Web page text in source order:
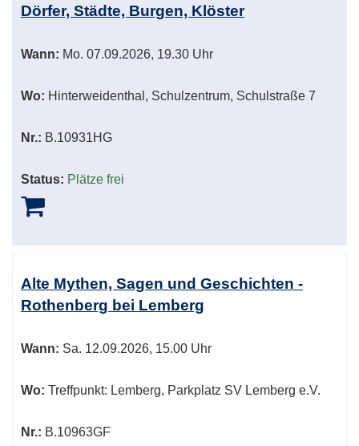
Dörfer, Städte, Burgen, Klöster
Wann: Mo. 07.09.2026, 19.30 Uhr
Wo: Hinterweidenthal, Schulzentrum, Schulstraße 7
Nr.: B.10931HG
Status: Plätze frei
Alte Mythen, Sagen und Geschichten -
Rothenberg bei Lemberg
Wann: Sa. 12.09.2026, 15.00 Uhr
Wo: Treffpunkt: Lemberg, Parkplatz SV Lemberg e.V.
Nr.: B.10963GF